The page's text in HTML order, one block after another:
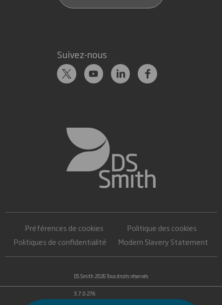
Suivez-nous
Préférences de cookies
Politique des cookies
Politiques de confidentialité
Modern Slavery Statement
DS Smith 2026 Tous droits réservés
3.7.0.276